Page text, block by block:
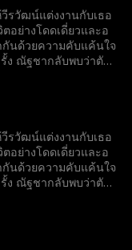
วิตใหม่อีกครั้ง
รวัฒน์แต่งงานกับเธอ
อย่างโดดเดี่ยวและอ
นด้วยความคับแค้นใจ
ง ณัฐชากลับพบว่าตัว
นี้ ณัฐชาตัดสินใจใหม่
วิตใหม่อีกครั้ง
รวัฒน์แต่งงานกับเธอ
อย่างโดดเดี่ยวและอ
นด้วยความคับแค้นใจ
ง ณัฐชากลับพบว่าตัว
นี้ ณัฐชาตัดสินใจใหม่